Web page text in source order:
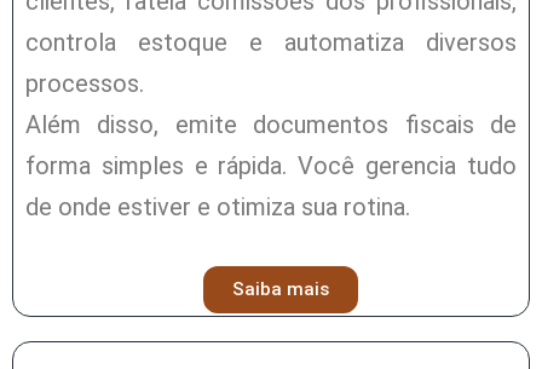
controla estoque e automatiza diversos
processos.
Além disso, emite documentos fiscais de
forma simples e rápida. Você gerencia tudo
de onde estiver e otimiza sua rotina.
Saiba mais